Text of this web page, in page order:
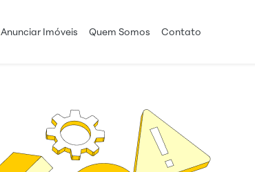
Anunciar Imóveis Quem Somos Contato